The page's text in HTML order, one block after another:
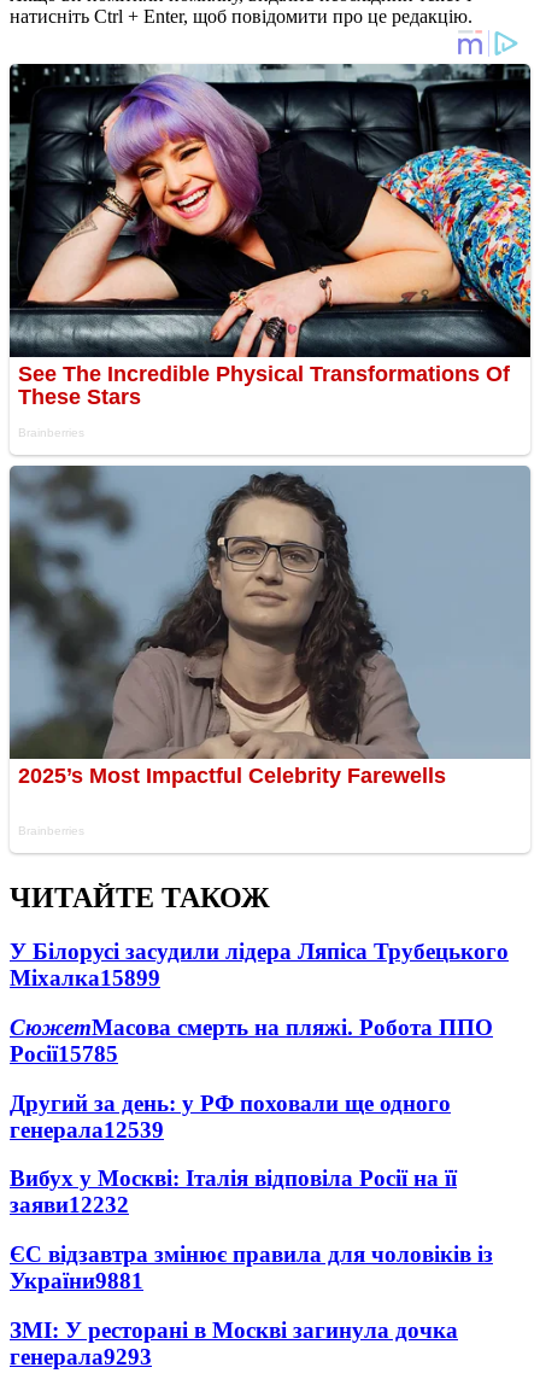
натисніть Ctrl + Enter, щоб повідомити про це редакцію.
ЧИТАЙТЕ ТАКОЖ
У Білорусі засудили лідера Ляпіса Трубецького
Міхалка15899
СюжетМасова смерть на пляжі. Робота ППО
Росії15785
Другий за день: у РФ поховали ще одного
генерала12539
Вибух у Москві: Італія відповіла Росії на її
заяви12232
ЄС відзавтра змінює правила для чоловіків із
України9881
ЗМІ: У ресторані в Москві загинула дочка
генерала9293